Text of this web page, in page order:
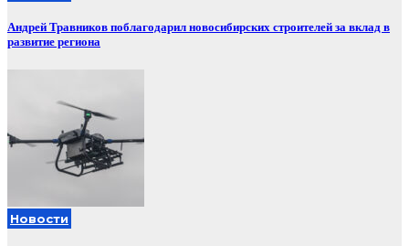
Андрей Травников поблагодарил новосибирских строителей за вклад в
развитие региона
Новости